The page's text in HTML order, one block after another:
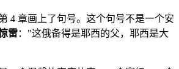
4 章画上了句号。这个句号不是一个安
雷："这俄备得是耶西的父，耶西是大